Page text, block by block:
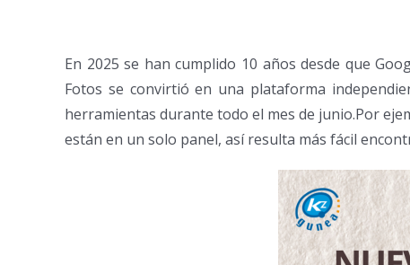
En 2025 se han cumplido 10 años desde que
Fotos se convirtió en una plataforma
herramientas durante todo el mes de junio.Por
están en un solo panel, así resulta más fácil